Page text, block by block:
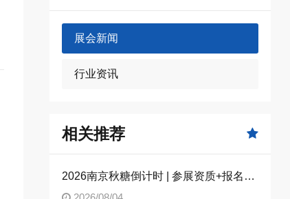
展会新闻
行业资讯
相关推荐
2026南京秋糖倒计时 | 参展资质+报名流程全攻略，别因手续不全错失良机（附材料清单）